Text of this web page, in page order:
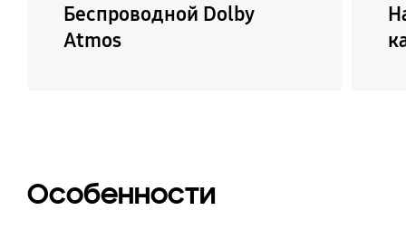
Беспроводной Dolby
Atmos
Особенности